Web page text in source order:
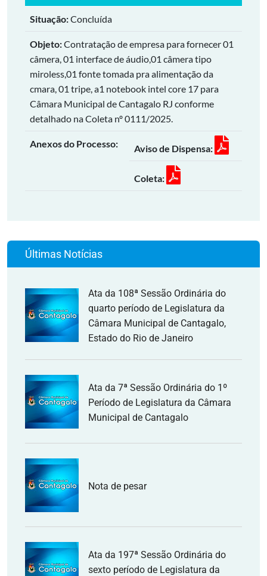
Situação:Concluída
Objeto:Contratação de empresa para fornecer 01
câmera, 01 interface de áudio,01 câmera tipo
miroless,01 fonte tomada pra alimentação da
cmara, 01 tripe, a1 notebook intel core 17 para
Câmara Municipal de Cantagalo RJ conforme
detalhado na Coleta nº 0111/2025.
Anexos do Processo: Aviso de Dispensa:
Coleta:
Últimas Notícias
Ata da 108ª Sessão Ordinária do
quarto período de Legislatura da
Câmara Municipal de Cantagalo,
Estado do Rio de Janeiro
Ata da 7ª Sessão Ordinária do 1º
Período de Legislatura da Câmara
Municipal de Cantagalo
Nota de pesar
Ata da 197ª Sessão Ordinária do
sexto período de Legislatura da